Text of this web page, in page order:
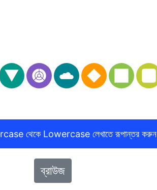
থেকে Lowercase লেখাতে রূপান্তর করুন
ব্রাউজ